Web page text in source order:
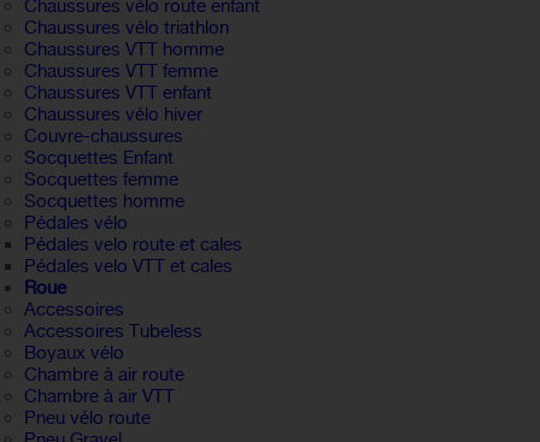
Chaussures vélo route enfant
Chaussures vélo triathlon
Chaussures VTT homme
Chaussures VTT femme
Chaussures VTT enfant
Chaussures vélo hiver
Couvre-chaussures
Socquettes Enfant
Socquettes femme
Socquettes homme
Pédales vélo
Pédales velo route et cales
Pédales velo VTT et cales
Roue
Accessoires
Accessoires Tubeless
Boyaux vélo
Chambre à air route
Chambre à air VTT
Pneu vélo route